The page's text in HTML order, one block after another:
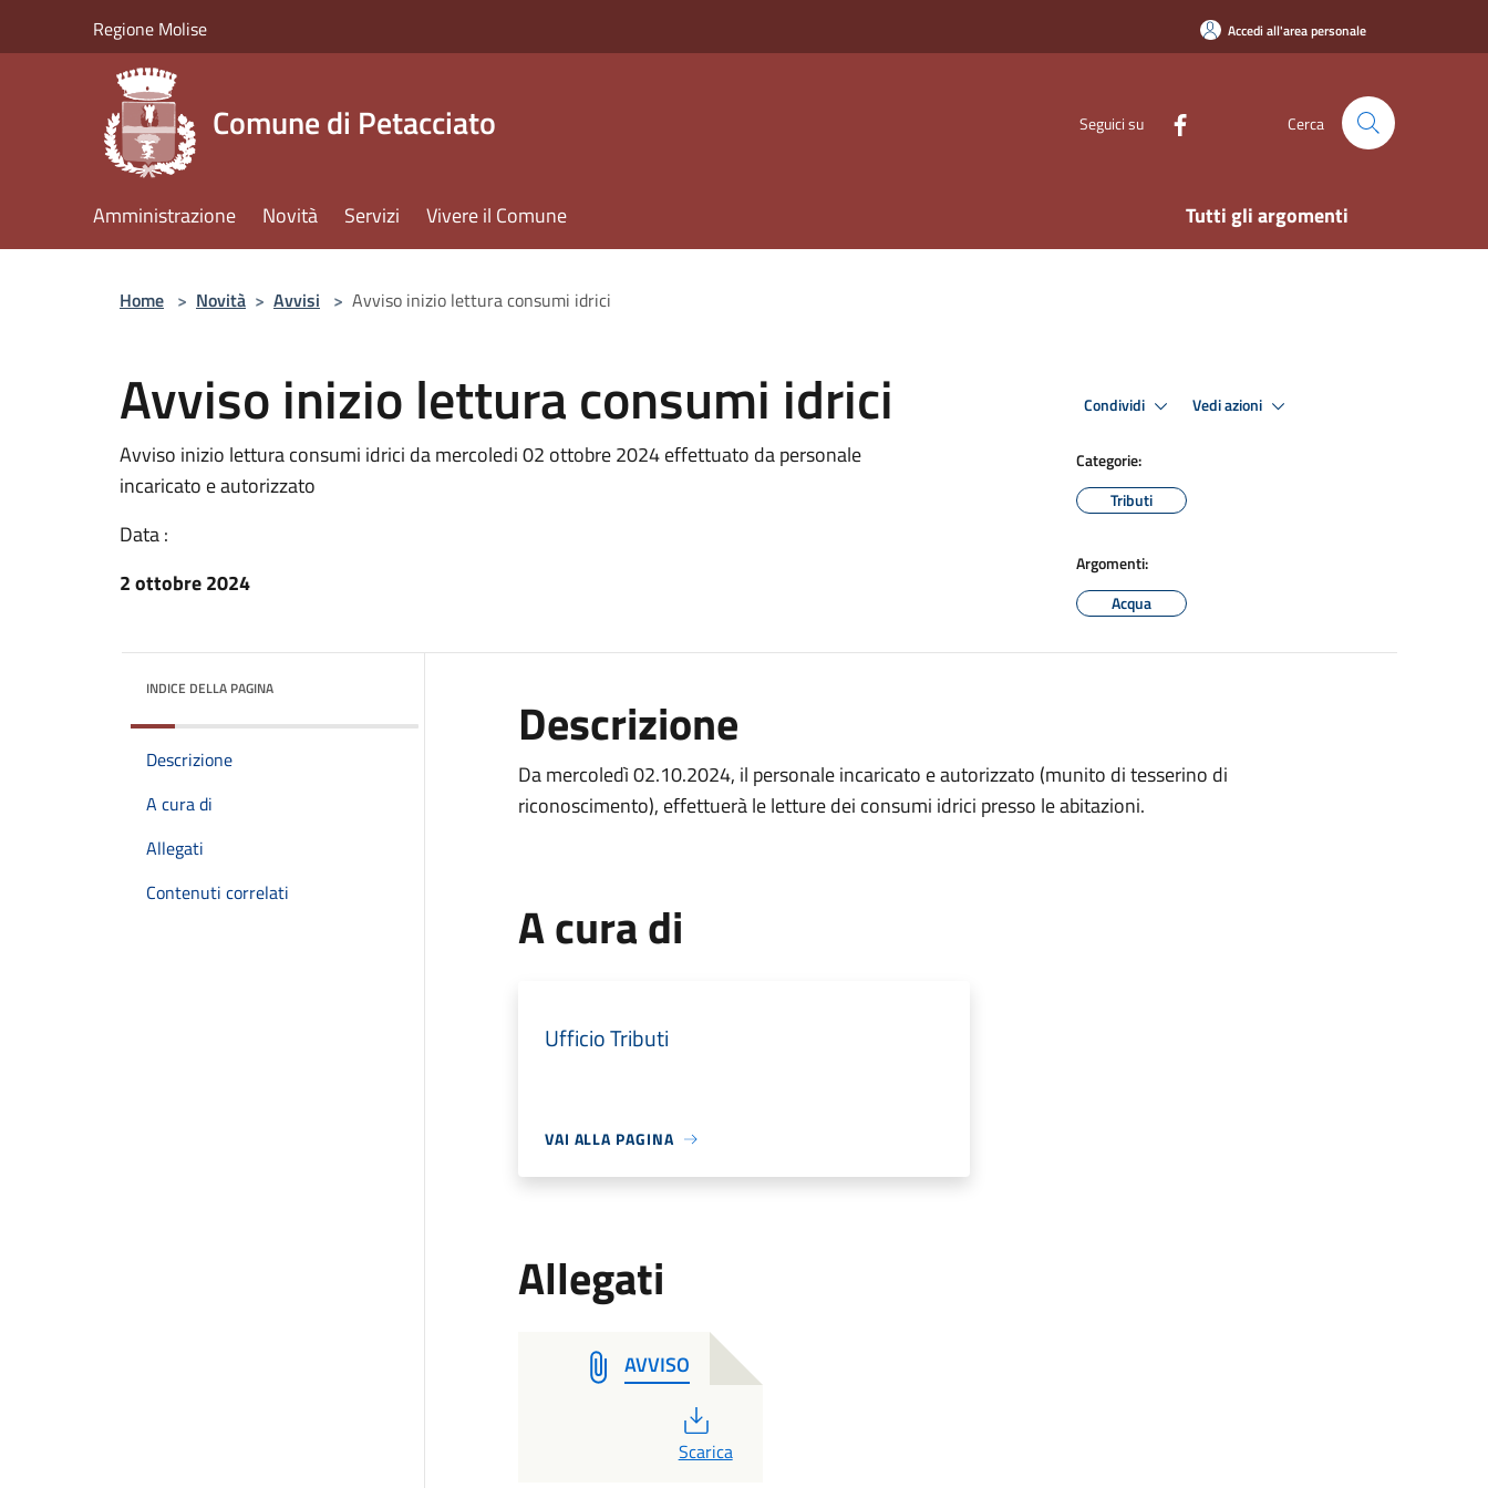
Regione Molise Accedi all'area personale
Comune di Petacciato Seguici su Cerca
Amministrazione Novità Servizi Vivere il Comune Tutti gli argomenti
Home > Novità > Avvisi > Avviso inizio lettura consumi idrici
Avviso inizio lettura consumi idrici
Avviso inizio lettura consumi idrici da mercoledi 02 ottobre 2024 effettuato da personale
incaricato e autorizzato
Data :
2 ottobre 2024
Condividi Vedi azioni
Categorie:
Tributi
Argomenti:
Acqua
INDICE DELLA PAGINA
Descrizione
A cura di
Allegati
Contenuti correlati
Descrizione
Da mercoledì 02.10.2024, il personale incaricato e autorizzato (munito di tesserino di
riconoscimento), effettuerà le letture dei consumi idrici presso le abitazioni.
A cura di
Ufficio Tributi
VAI ALLA PAGINA
Allegati
AVVISO
PDF
Scarica